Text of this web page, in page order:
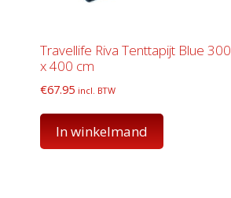
Travellife Riva Tenttapijt Blue 300
x 400 cm
€67.95 incl. BTW
In winkelmand